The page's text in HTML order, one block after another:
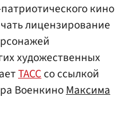
кино
лицензирование
художественных
ТАССсо ссылкой
ВоенкиноМаксима